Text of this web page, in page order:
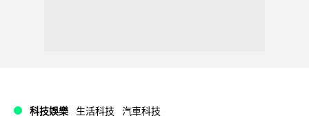
科技娛樂 生活科技 汽車科技